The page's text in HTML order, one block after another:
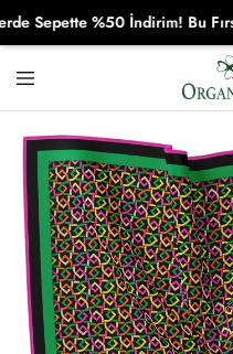
Organikscarf
%50 İndirim! Bu